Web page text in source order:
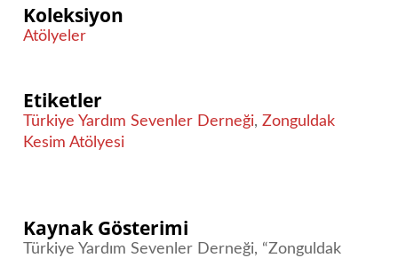
Koleksiyon
Atölyeler
Etiketler
Türkiye Yardım Sevenler Derneği,Zonguldak
Kesim Atölyesi
Kaynak Gösterimi
Türkiye Yardım Sevenler Derneği, “Zonguldak